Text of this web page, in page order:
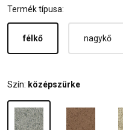
Termék típusa:
félkő nagykő
Szín: középszürke